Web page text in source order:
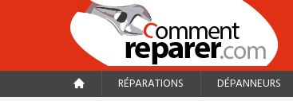
RÉPARATIONS DÉPANNEURS